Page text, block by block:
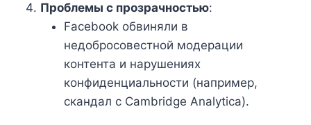
Проблемы с прозрачностью:
Facebook обвиняли в
недобросовестной модерации
контента и нарушениях
конфиденциальности (например,
скандал с Cambridge Analytica).